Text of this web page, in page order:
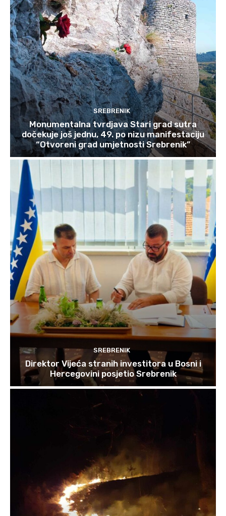
SREBRENIK
Monumentalna tvrdjava Stari grad sutra
dočekuje još jednu, 49. po nizu manifestaciju
“Otvoreni grad umjetnosti Srebrenik”
SREBRENIK
Direktor Vijeća stranih investitora u Bosni i
Hercegovini posjetio Srebrenik